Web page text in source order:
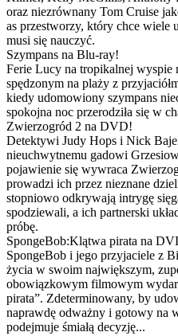
oraz niezrównany Tom Cruise
as przestworzy, który chce wiele
musi się nauczyć.
Szympans na Blu-ray!
Ferie Lucy na tropikalnej wyspie
spędzonym na plaży z
kiedy udomowiony szympans
spokojna noc przerodziła się w
Zwierzogród 2 na DVD!
Detektywi Judy Hops i Nick
nieuchwytnemu gadowi
pojawienie się wywraca
prowadzi ich przez nieznane
stopniowo odkrywają intrygę
spodziewali, a ich partnerski
próbę.
SpongeBob:Klątwa pirata na
SpongeBob i jego przyjaciele z
życia w swoim największym,
obowiązkowym filmowym
pirata”. Zdeterminowany, by
naprawdę odważny i gotowy na
podejmuje śmiałą decyzję...